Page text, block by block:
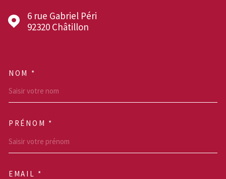
6 rue Gabriel Péri
92320
Châtillon
NOM *
PRÉNOM *
EMAIL *